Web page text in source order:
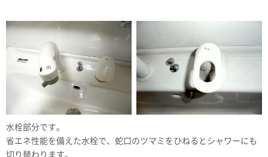
水栓部分です。
省エネ性能を備えた水栓で、蛇口のツマミをひねるとシャワーにも
切り替わります。